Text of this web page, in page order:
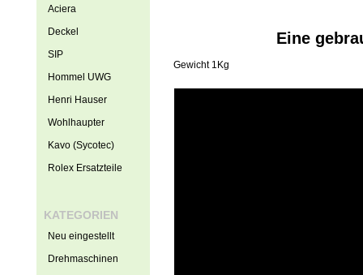
Eine
Gewicht 1Kg
Aciera
Deckel
SIP
Hommel UWG
Henri Hauser
Wohlhaupter
Kavo (Sycotec)
Rolex Ersatzteile
KATEGORIEN
Neu eingestellt
Drehmaschinen